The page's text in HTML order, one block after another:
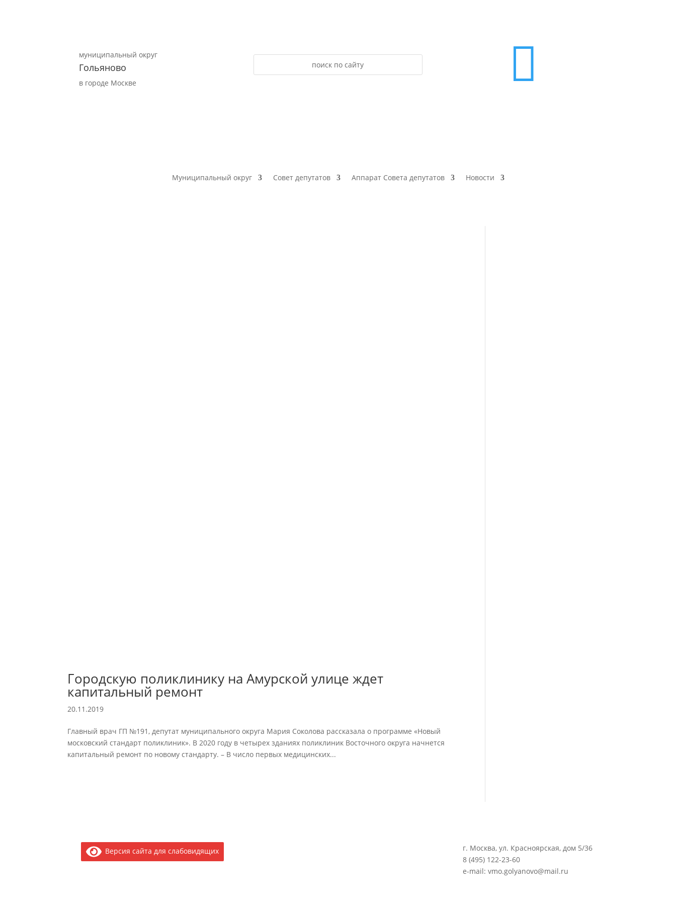
муниципальный округ
Гольяново
в городе Москве 
Муниципальный округ Совет депутатов Аппарат Совета депутатов Новости
Городскую поликлинику на Амурской улице ждет
капитальный ремонт
20.11.2019
Главный врач ГП №191, депутат муниципального округа Мария Соколова рассказала о программе «Новый
московский стандарт поликлиник». В 2020 году в четырех зданиях поликлиник Восточного округа начнется
капитальный ремонт по новому стандарту. – В число первых медицинских...
Версия сайта для слабовидящих
г. Москва, ул. Красноярская, дом 5/36
8 (495) 122-23-60
e-mail: vmo.golyanovo@mail.ru